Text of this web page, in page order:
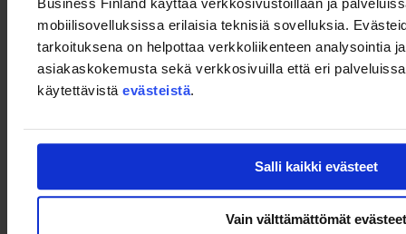
mobiilisovelluksissa erilaisia teknisiä sovelluksia.
tarkoituksena on helpottaa verkkoliikenteen analysointia
asiakaskokemusta sekä verkkosivuilla että eri
käytettävistä evästeistä.
Salli kaikki evästeet
Vain välttämättömät evästeet
12.10–12.15 Eväitä maailman talouden suunnasta – johtopäätökset
Timo Vuori, maajohtaja, Kansainvälinen kauppakamari ICC
Pidätämme oikeuden muutoksiin.
Jäsenhinta